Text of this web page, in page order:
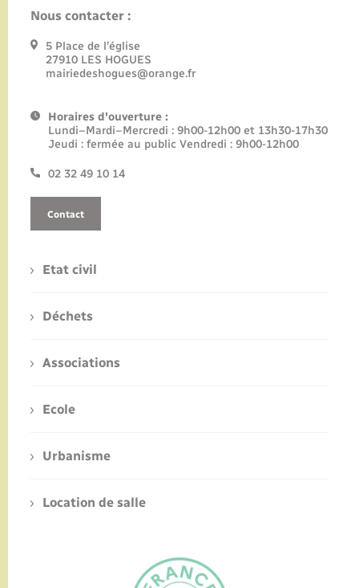
Nous contacter :
5 Place de l’église
27910 LES HOGUES
mairiedeshogues@orange.fr
Horaires d'ouverture :
Lundi–Mardi–Mercredi : 9h00-12h00 et 13h30-17h30
Jeudi : fermée au public Vendredi : 9h00-12h00
02 32 49 10 14
Contact
Etat civil
Déchets
Associations
Ecole
Urbanisme
Location de salle